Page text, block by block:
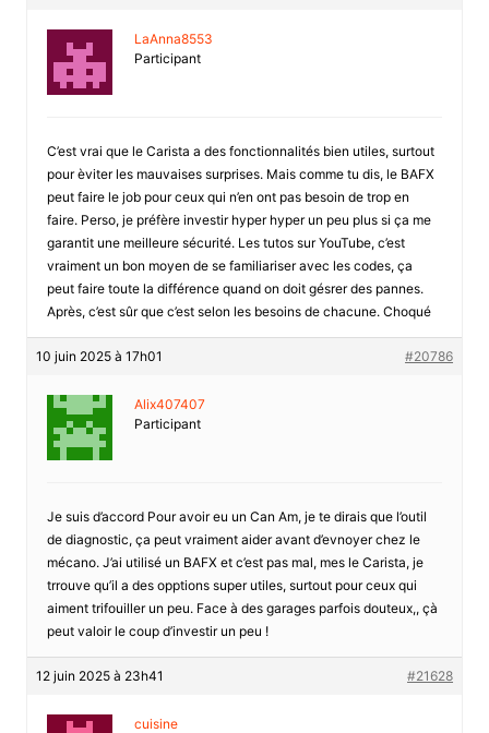
LaAnna8553
Participant
C’est vrai que le Carista a des fonctionnalités bien utiles, surtout
pour èviter les mauvaises surprises. Mais comme tu dis, le BAFX
peut faire le job pour ceux qui n’en ont pas besoin de trop en
faire. Perso, je préfère investir hyper hyper un peu plus si ça me
garantit une meilleure sécurité. Les tutos sur YouTube, c’est
vraiment un bon moyen de se familiariser avec les codes, ça
peut faire toute la différence quand on doit gésrer des pannes.
Après, c’est sûr que c’est selon les besoins de chacune. Choqué
10 juin 2025 à 17h01 #20786
Alix407407
Participant
Je suis d’accord Pour avoir eu un Can Am, je te dirais que l’outil
de diagnostic, ça peut vraiment aider avant d’evnoyer chez le
mécano. J’ai utilisé un BAFX et c’est pas mal, mes le Carista, je
trrouve qu’il a des opptions super utiles, surtout pour ceux qui
aiment trifouiller un peu. Face à des garages parfois douteux,, çà
peut valoir le coup d’investir un peu !
12 juin 2025 à 23h41 #21628
cuisine